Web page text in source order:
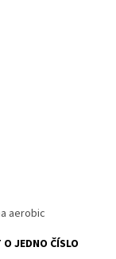
aerobic
JEDNO ČÍSLO